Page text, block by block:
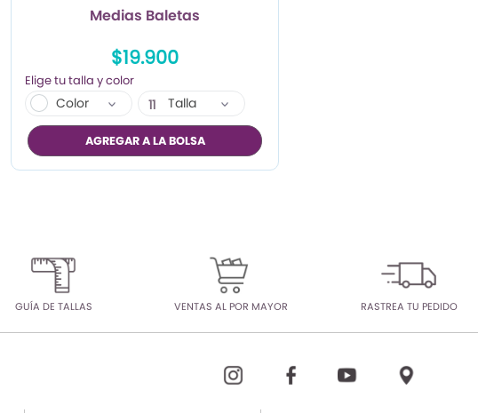
Medias Baletas
$19.900
Color 11 Talla
AGREGAR A LA BOLSA
GUÍA DE TALLAS VENTAS AL POR MAYOR RASTREA TU PEDIDO